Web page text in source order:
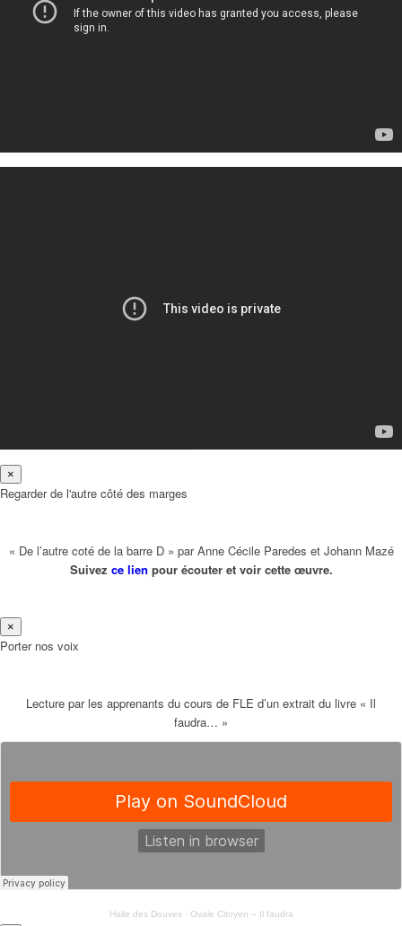
×
Regarder de l'autre côté des marges
« De l’autre coté de la barre D » par Anne Cécile Paredes et Johann Mazé
Suivez ce lien pour écouter et voir cette œuvre.
×
Porter nos voix
Lecture par les apprenants du cours de FLE d’un extrait du livre « Il
faudra… »
Halle des Douves· Ovale Citoyen – Il faudra